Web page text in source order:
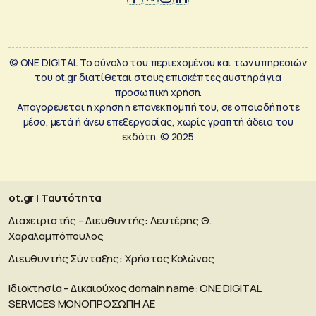
© ONE DIGITAL Το σύνολο του περιεχομένου και των υπηρεσιών
του ot.gr διατίθεται στους επισκέπτες αυστηρά για
προσωπική χρήση.
Απαγορεύεται η χρήση ή επανεκπομπή του, σε οποιοδήποτε
μέσο, μετά ή άνευ επεξεργασίας, χωρίς γραπτή άδεια του
εκδότη. © 2025
ot.gr | Ταυτότητα
Διαχειριστής - Διευθυντής: Λευτέρης Θ.
Χαραλαμπόπουλος
Διευθυντής Σύνταξης: Χρήστος Κολώνας
Ιδιοκτησία - Δικαιούχος domain name: ΟΝΕ DIGITAL
SERVICES MONOΠΡΟΣΩΠΗ ΑΕ